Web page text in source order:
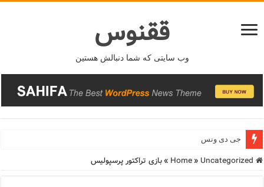
ققنوس
وب سایتی که شما دنبالش هستین
جی دی ونس
قیمت طلای ۱۸عیار ۲۵ فروردین ۱۴۰۴
» Uncategorized
»بازی تراکتور پرسپولیس